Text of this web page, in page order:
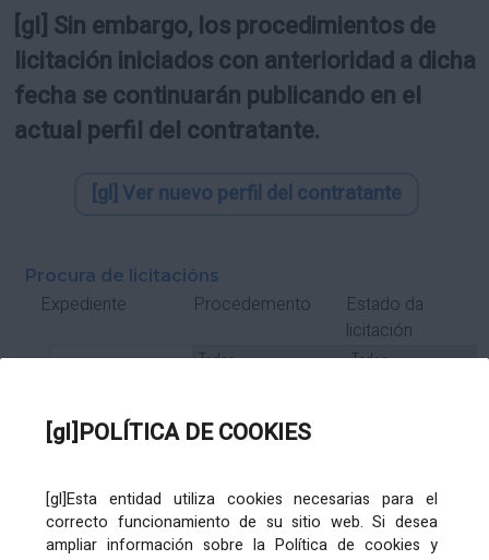
[gl]POLÍTICA DE COOKIES
[gl]Esta entidad utiliza cookies necesarias para el
correcto funcionamiento de su sitio web. Si desea
ampliar información sobre la Política de cookies y
[gl] Sin embargo, los procedimientos de
licitación iniciados con anterioridad a dicha
fecha se continuarán publicando en el
actual perfil del contratante.
[gl] Ver nuevo perfil del contratante
Procura de licitacións
Expediente Procedemento
Estado da
licitación
Subcontrato Tramitación
Órgano de contratación Título